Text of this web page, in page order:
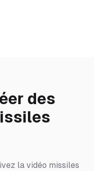
des
la vidéo missiles